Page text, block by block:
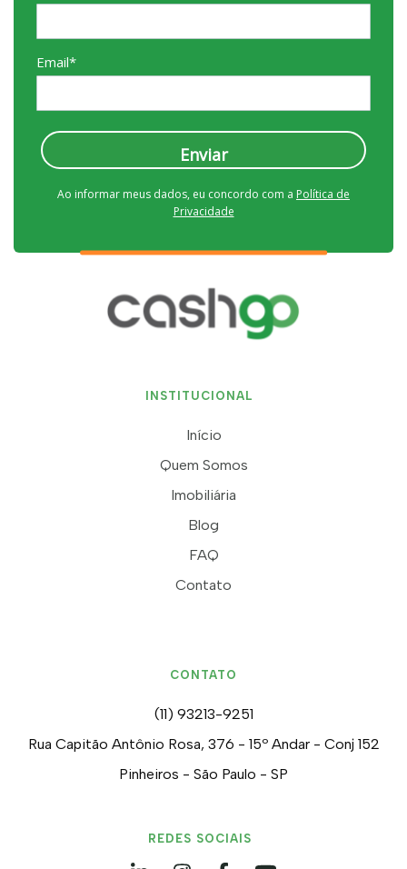
Email*
Enviar
Ao informar meus dados, eu concordo com a Política de
Privacidade
INSTITUCIONAL
Início
Quem Somos
Imobiliária
Blog
FAQ
Contato
REDES SOCIAIS
CONTATO
(11) 93213-9251
Rua Capitão Antônio Rosa, 376 - 15º Andar - Conj 152
Pinheiros - São Paulo - SP